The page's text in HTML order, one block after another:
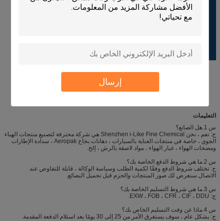
إرسال
التعليمات
س 1.هل الصانع؟
ج: نعم ، نحن Shenzhen i-Like Fine Chemical هي شركة محترفة لتصنيع منتجات الهباء
الجوي ، خاصة في منتجات العناية بالسيارات ، دهانات بخاخ Aeropak ، سدادة الإطارات
ومضخات الهواء ، غبار الهواء ، مواد لاصقة بالرش ، إلخ.
س 2.ما هي شروط الدفع الخاصة بك؟
ج: تختلف شروط الدفع وفقًا لكمية الطلب وسياسة الوكالة ، قابلة للتفاوض عند
الاتصال.سنعرض لك صور المنتجات والحزم قبل تحميل البضائع.
س 3.ما هي شروط التسليم الخاصة بك؟
ج: EXW ، FOB ، CFR ، CIF ، DDU.
س 4.ماذا عن وقت التسليم الخاص بك؟
ج: بشكل عام ، سوف يستغرق الأمر من 25 إلى 30 يومًا بعد استلام الدفعة المقدمة.